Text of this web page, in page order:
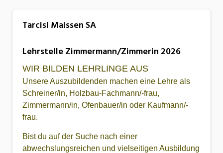
Tarcisi Maissen SA
Lehrstelle Zimmermann/Zimmerin 2026
WIR BILDEN LEHRLINGE AUS
Unsere Auszubildenden machen eine Lehre als
Schreiner/in, Holzbau-Fachmann/-frau,
Zimmermann/in, Ofenbauer/in oder Kaufmann/-
frau.
Bist du auf der Suche nach einer
abwechslungsreichen und vielseitigen Ausbildung